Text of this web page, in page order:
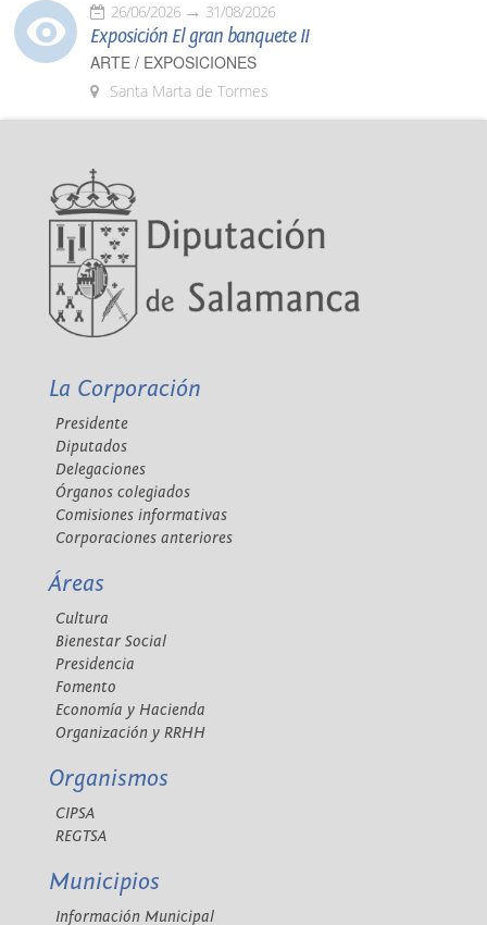
26/06/2026 31/08/2026
Exposición El gran banquete II
ARTE / EXPOSICIONES
Santa Marta de Tormes
La Corporación
Presidente
Diputados
Delegaciones
Órganos colegiados
Comisiones informativas
Corporaciones anteriores
Áreas
Cultura
Bienestar Social
Presidencia
Fomento
Economía y Hacienda
Organización y RRHH
Organismos
CIPSA
REGTSA
Municipios
Información Municipal